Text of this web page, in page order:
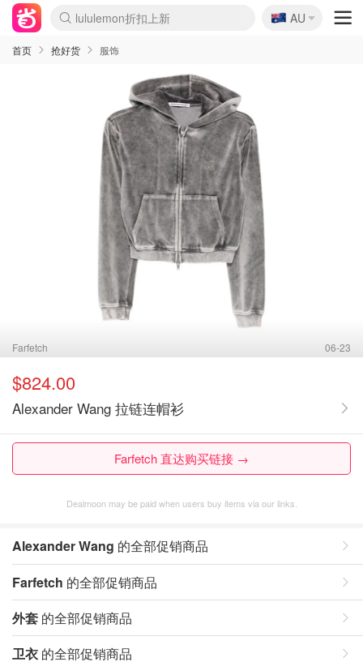
lululemon折扣上新
Sasa美妆护肤3.5折
SSENSE年中2.5折
FreshBeauty好价汇总
Cettire降价+叠9折
WWS Coles超市实拍
viagogo二手票捡漏
Myer超级周末
The Outnet奢牌1折起
David Jones 3折起
Flannels大牌1折
Perfumes Club护肤1折
AMIRO面罩$251
Amazon折扣汇总
eToro入金$200送$50
Amazon数码好物
ICONIC本周7.5折
ThedoubleF高奢地板价
Moose Knuckles 6折
丝芙兰5折起
EUFY摄像头$98
Selenichast首饰2折
Trip机票酒店促销
YSL送5件彩妆礼
Amazon家居好物
Amazon美妆护肤
雅漾大喷$8
过敏原检测盒$33
伊索独家赠50ml沐浴露
科颜氏高保湿面霜$29
SEALIFE海洋馆门票6折
丝塔芙大白罐$16
订阅Newsletter送香薰
Cult Beauty 6.8折
Harrods圣诞日历$525
LN-CC奢牌私促3折
d'Alba空姐喷雾$16
EVE LOM套装£56
Bernardelli独家4折
Adore Beauty 6折起
CT圣诞日历
Mytheresa奢品2.7折
Luxury Escapes 9折
Currentbody美容仪$881
MOON Garden Live
Roborock扫地机$649
Tingo Life水杯$24
Valentino官网5折
CR洗护套装$23
修丽可4件套$159
Myer彩妆2件7折
GANNI官网4.5折
Stylevana韩妆4折
Tessabit高奢8.5折
OGX洗发水$11
Amazon阿德莱德次日达
卡诗8.5折+赠礼
Philips Hue灯具8折
🇦🇺
AU
首页 抢好货 服饰
Farfetch 06-23
$824.00
Alexander Wang 拉链连帽衫
Farfetch 直达购买链接 →
Dealmoon may be paid when users buy items via our links.
Alexander Wang 的全部促销商品
Farfetch 的全部促销商品
外套 的全部促销商品
卫衣 的全部促销商品